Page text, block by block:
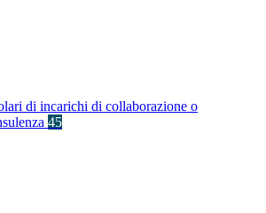
di incarichi di collaborazione o
45